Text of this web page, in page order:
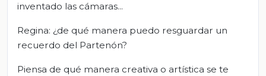
inventado las cámaras...
Regina: ¿de qué manera puedo resguardar un
recuerdo del Partenón?
Piensa de qué manera creativa o artística se te